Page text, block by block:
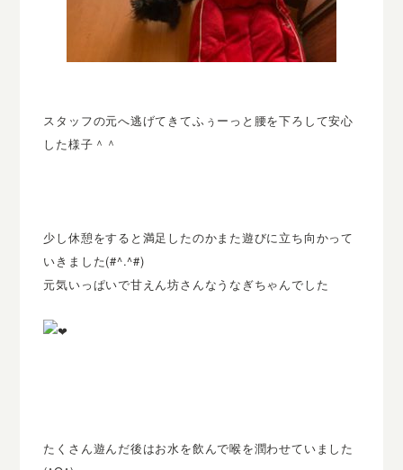
スタッフの元へ逃げてきてふぅーっと腰を下ろして安心
した様子＾ ＾
少し休憩をすると満足したのかまた遊びに立ち向かって
いきました(#^.^#)
元気いっぱいで甘えん坊さんなうなぎちゃんでした
たくさん遊んだ後はお水を飲んで喉を潤わせていました